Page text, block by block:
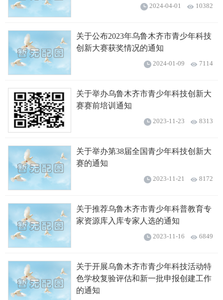
2024-04-01 10382
关于公布2023年乌鲁木齐市青少年科技
创新大赛获奖情况的通知
2024-01-09 7114
关于举办乌鲁木齐市青少年科技创新大
赛赛前培训通知
2023-11-23 8313
关于举办第38届全国青少年科技创新大
赛的通知
2023-11-21 8172
关于推荐乌鲁木齐市青少年科普教育专
家资源库入库专家人选的通知
2023-11-16 6849
关于开展乌鲁木齐市青少年科技活动特
色学校复验评估和新一批申报创建工作
的通知